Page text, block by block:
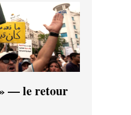
» — le retour